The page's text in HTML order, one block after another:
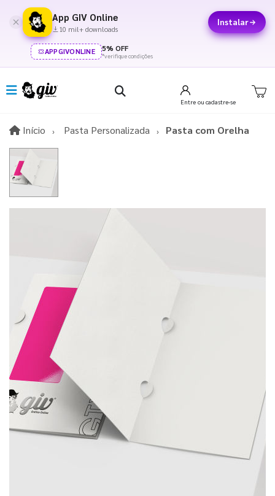
App GIV Online
10 mil+ downloads
Instalar
APPGIVONLINE 5% OFF
*verifique condições
Entre ou cadastre-se
Início InícioPasta Personalizada Pasta com Orelha